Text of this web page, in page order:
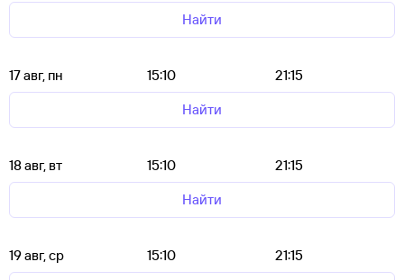
Найти
17 авг, пн 15:10
21:15
Найти
18 авг, вт 15:10
21:15
Найти
19 авг, ср 15:10
21:15